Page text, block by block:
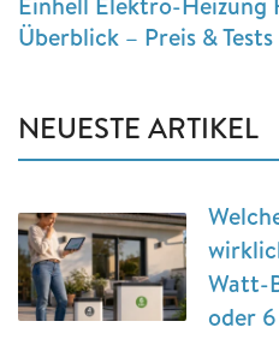
Überblick – Preis & Tests
NEUESTE ARTIKEL
Watt-
oder